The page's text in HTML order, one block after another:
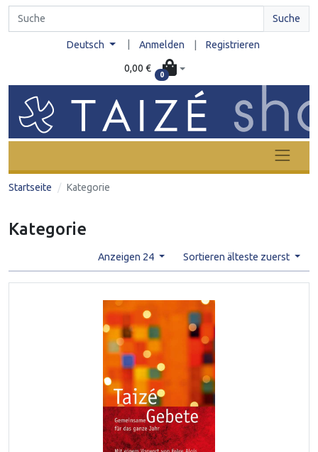
Suche
Deutsch Anmelden Registrieren
0,00 €
0
Startseite Kategorie
Kategorie
Anzeigen 24 Sortieren älteste zuerst